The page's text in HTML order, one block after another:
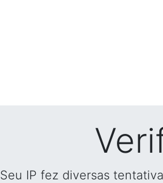
Seu IP fez diversas